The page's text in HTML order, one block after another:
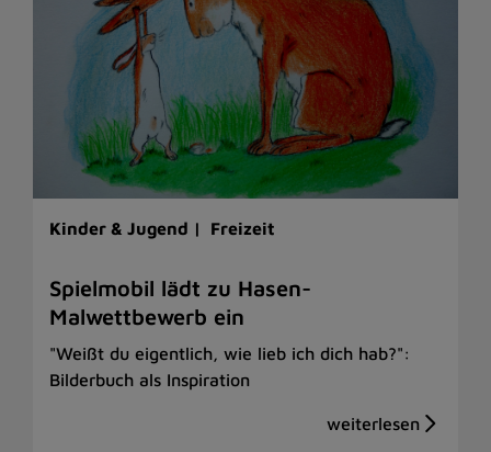
Kinder & Jugend | Freizeit
Spielmobil lädt zu Hasen-
Malwettbewerb ein
"Weißt du eigentlich, wie lieb ich dich hab?":
Bilderbuch als Inspiration